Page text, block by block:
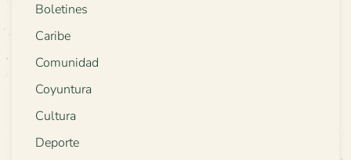
Boletines
Caribe
Comunidad
Coyuntura
Cultura
Deporte